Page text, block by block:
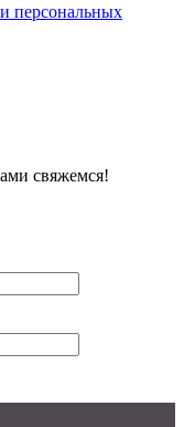
персональных
свяжемся!